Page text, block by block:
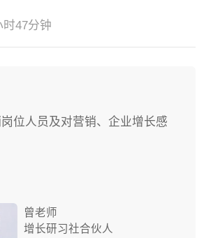
时47分钟
位人员及对营销、企业增长感
曾老师
增长研习社合伙人